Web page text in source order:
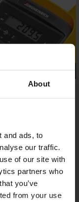
About
and ads, to
our traffic.
of our site with
partners who
you’ve
from your use